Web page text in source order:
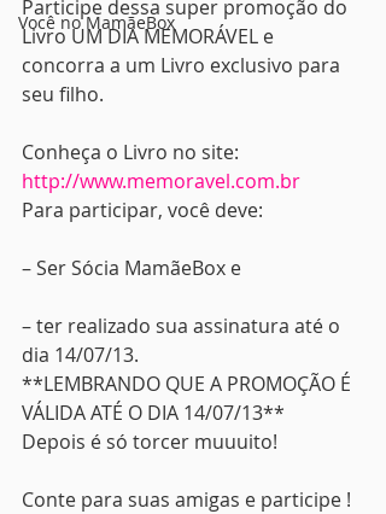
Você no MamãeBox
Participe dessa super promoção do
Livro UM DIA MEMORÁVEL e
concorra a um Livro exclusivo para
seu filho.
Conheça o Livro no site:
http://www.memoravel.com.br
Para participar, você deve:
– Ser Sócia MamãeBox e
– ter realizado sua assinatura até o
dia 14/07/13.
**LEMBRANDO QUE A PROMOÇÃO É
VÁLIDA ATÉ O DIA 14/07/13**
Depois é só torcer muuuito!
Conte para suas amigas e participe !